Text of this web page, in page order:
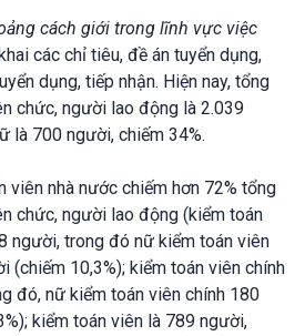
cách giới trong lĩnh vực việc
các chỉ tiêu, đề án tuyển dụng,
dụng, tiếp nhận. Hiện nay, tổng
chức, người lao động là 2.039
là 700 người, chiếm 34%.
viên nhà nước chiếm hơn 72% tổng
chức, người lao động (kiểm toán
người, trong đó nữ kiểm toán viên
(chiếm 10,3%); kiểm toán viên chính
đó, nữ kiểm toán viên chính 180
kiểm toán viên là 789 người,